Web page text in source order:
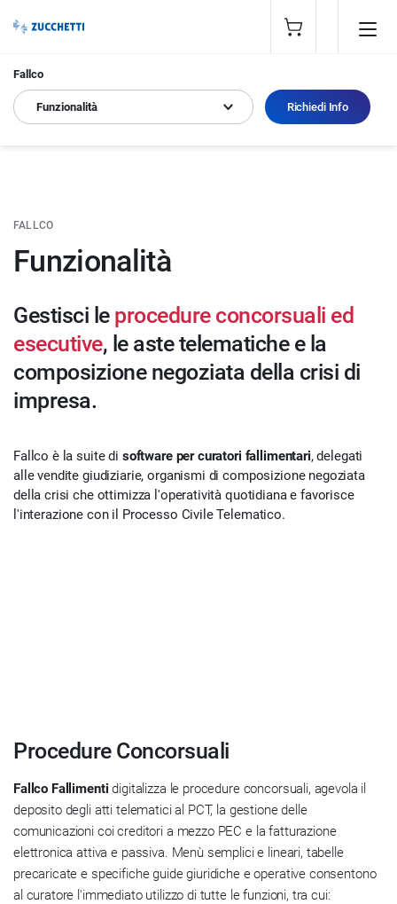
Fallco
Funzionalità Richiedi Info
FALLCO
Funzionalità
Gestisci le procedure concorsuali ed
esecutive, le aste telematiche e la
composizione negoziata della crisi di
impresa.
Fallco è la suite di software per curatori fallimentari, delegati
alle vendite giudiziarie, organismi di composizione negoziata
della crisi che ottimizza l'operatività quotidiana e favorisce
l'interazione con il Processo Civile Telematico.
Procedure Concorsuali
Fallco Fallimenti digitalizza le procedure concorsuali, agevola il
deposito degli atti telematici al PCT, la gestione delle
comunicazioni coi creditori a mezzo PEC e la fatturazione
elettronica attiva e passiva. Menù semplici e lineari, tabelle
precaricate e specifiche guide giuridiche e operative consentono
al curatore l'immediato utilizzo di tutte le funzioni, tra cui: